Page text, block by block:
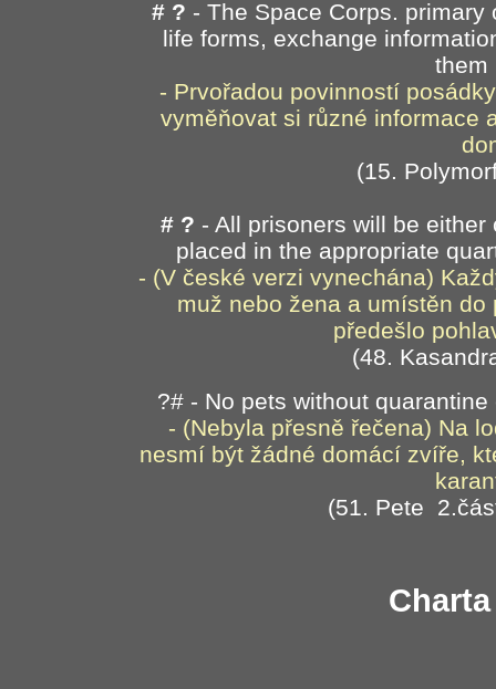
# ? - The Space Corps.
life forms, exchange
them
- Prvořadou povinností
vyměňovat si různé informace
(15.
# ? - All prisoners will be
placed in the appropriate
- (V české verzi vynechána)
muž nebo žena a umístěn
předešlo
(48.
?# - No pets without
- (Nebyla přesně řečena) Na
nesmí být žádné domácí zvíře,
(51. Pete